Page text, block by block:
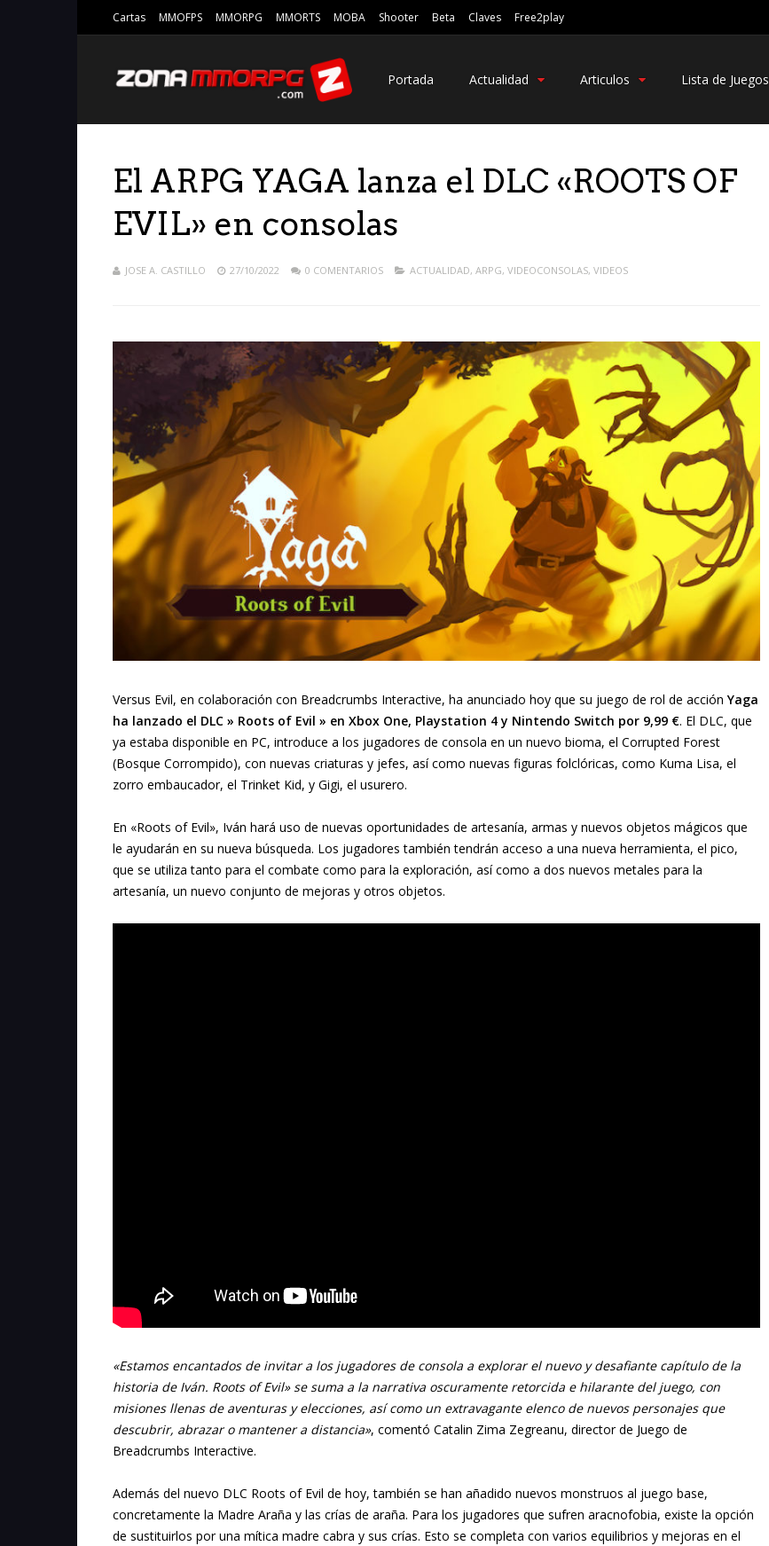
Cartas MMOFPS MMORPG MMORTS MOBA Shooter Beta Claves Free2play
Portada Actualidad Articulos Lista de Juegos
El ARPG YAGA lanza el DLC «ROOTS OF
EVIL» en consolas
JOSE A. CASTILLO 27/10/2022 0 COMENTARIOS ACTUALIDAD, ARPG, VIDEOCONSOLAS, VIDEOS
Versus Evil, en colaboración con Breadcrumbs Interactive, ha anunciado hoy que su juego de rol de acciónYaga
ha lanzado el DLC » Roots of Evil » en Xbox One, Playstation 4 y Nintendo Switch por 9,99 €. El DLC, que
ya estaba disponible en PC, introduce a los jugadores de consola en un nuevo bioma, el Corrupted Forest
(Bosque Corrompido), con nuevas criaturas y jefes, así como nuevas figuras folclóricas, como Kuma Lisa, el
zorro embaucador, el Trinket Kid, y Gigi, el usurero.
En «Roots of Evil», Iván hará uso de nuevas oportunidades de artesanía, armas y nuevos objetos mágicos que
le ayudarán en su nueva búsqueda. Los jugadores también tendrán acceso a una nueva herramienta, el pico,
que se utiliza tanto para el combate como para la exploración, así como a dos nuevos metales para la
artesanía, un nuevo conjunto de mejoras y otros objetos.
«Estamos encantados de invitar a los jugadores de consola a explorar el nuevo y desafiante capítulo de la
historia de Iván. Roots of Evil» se suma a la narrativa oscuramente retorcida e hilarante del juego, con
misiones llenas de aventuras y elecciones, así como un extravagante elenco de nuevos personajes que
descubrir, abrazar o mantener a distancia», comentó Catalin Zima Zegreanu, director de Juego de
Breadcrumbs Interactive.
Además del nuevo DLC Roots of Evil de hoy, también se han añadido nuevos monstruos al juego base,
concretamente la Madre Araña y las crías de araña. Para los jugadores que sufren aracnofobia, existe la opción
de sustituirlos por una mítica madre cabra y sus crías. Esto se completa con varios equilibrios y mejoras en el